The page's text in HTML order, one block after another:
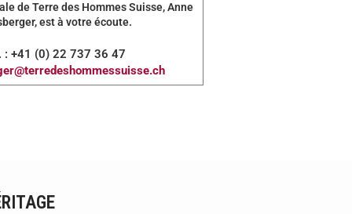
de Terre des Hommes Suisse, Anne
est à votre écoute.
: +41 (0) 22 737 36 47